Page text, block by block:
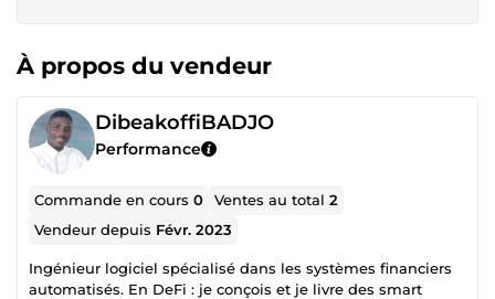
À propos du vendeur
DibeakoffiBADJO
Performance
Commande en cours0 Ventes au total2
Vendeur depuis Févr. 2023
Ingénieur logiciel spécialisé dans les systèmes financiers
automatisés. En DeFi : je conçois et je livre des smart